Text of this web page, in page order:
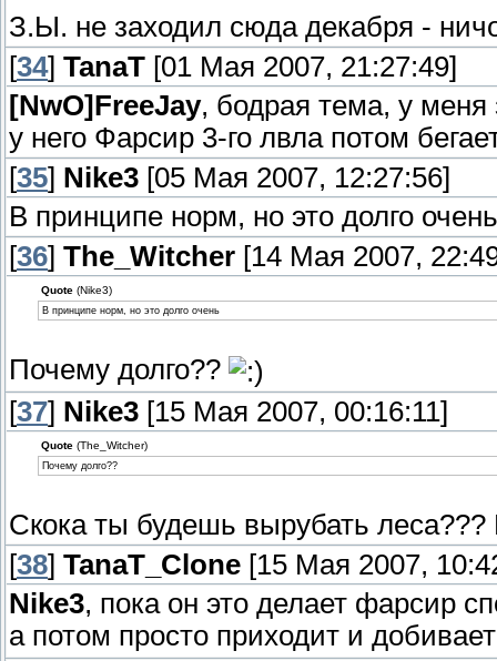
З.Ы. не заходил сюда декабря -
[34] TanaT [01 Мая 2007, 21:27:49]
[NwO]FreeJay, бодрая тема, у меня
у него Фарсир 3-го лвла потом
[35] Nike3 [05 Мая 2007, 12:27:56]
В принципе норм, но это долго очень
[36] The_Witcher [14 Мая 2007,
Quote(Nike3)
В принципе норм, но это долго очень
Почему долго??
[37] Nike3 [15 Мая 2007, 00:16:11]
Quote(The_Witcher)
Почему долго??
Скока ты будешь вырубать
[38] TanaT_Clone [15 Мая 2007,
Nike3, пока он это делает фарсир
а потом просто приходит и